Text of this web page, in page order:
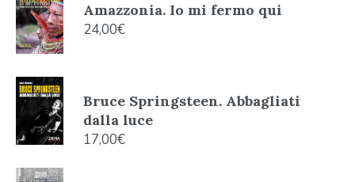
Amazzonia. Io mi fermo qui
24,00€
Bruce Springsteen. Abbagliati
dalla luce
17,00€